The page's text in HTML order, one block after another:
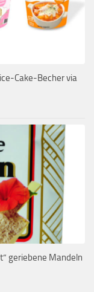
Cake-Becher via
geriebene Mandeln